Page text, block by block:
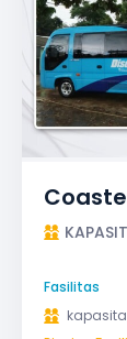
Fasilitas